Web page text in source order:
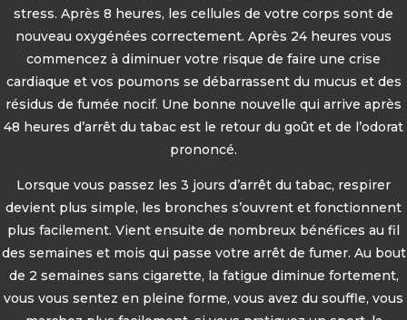
stress. Après 8 heures, les cellules de votre corps sont de
nouveau oxygénées correctement. Après 24 heures vous
commencez à diminuer votre risque de faire une crise
cardiaque et vos poumons se débarrassent du mucus et des
résidus de fumée nocif. Une bonne nouvelle qui arrive après
48 heures d’arrêt du tabac est le retour du goût et de l’odorat
prononcé.
Lorsque vous passez les 3 jours d’arrêt du tabac, respirer
devient plus simple, les bronches s’ouvrent et fonctionnent
plus facilement. Vient ensuite de nombreux bénéfices au fil
des semaines et mois qui passe votre arrêt de fumer. Au bout
de 2 semaines sans cigarette, la fatigue diminue fortement,
vous vous sentez en pleine forme, vous avez du souffle, vous